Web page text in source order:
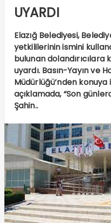
UYARDI
Elazığ Belediyesi,
yetkililerinin ismini
bulunan dolandırıcılara
uyardı. Basın-Yayın ve
Müdürlüğü’nden konuya
açıklamada, “Son
Şahin..